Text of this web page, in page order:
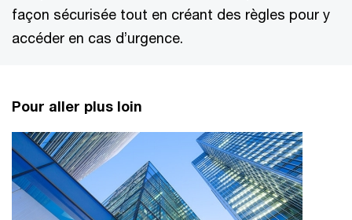
façon sécurisée tout en créant des règles pour y
accéder en cas d’urgence.
Pour aller plus loin